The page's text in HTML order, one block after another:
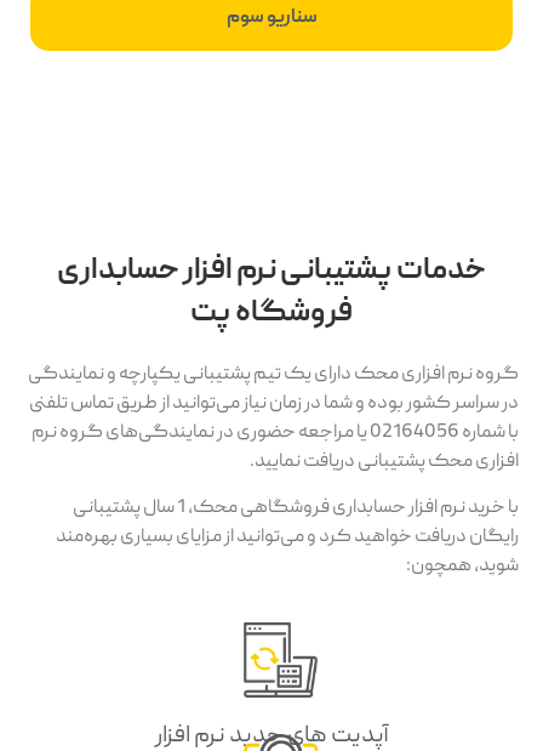
سناریو سوم
خدمات پشتیبانی نرم افزار حسابداری
فروشگاه پت
گروه نرم افزاری محک دارای یک تیم پشتیبانی یکپارچه و نمایندگی
در سراسر کشور بوده و شما در زمان نیاز می‌توانید از طریق تماس تلفنی
با شماره 02164056 یا مراجعه حضوری در نمایندگی‌های گروه نرم
افزاری محک پشتیبانی دریافت نمایید.
با خرید نرم افزار حسابداری فروشگاهی محک، 1 سال پشتیبانی
رایگان دریافت خواهید کرد و می‌توانید از مزایای بسیاری بهره‌مند
شوید، همچون:
آپدیت های جدید نرم افزار